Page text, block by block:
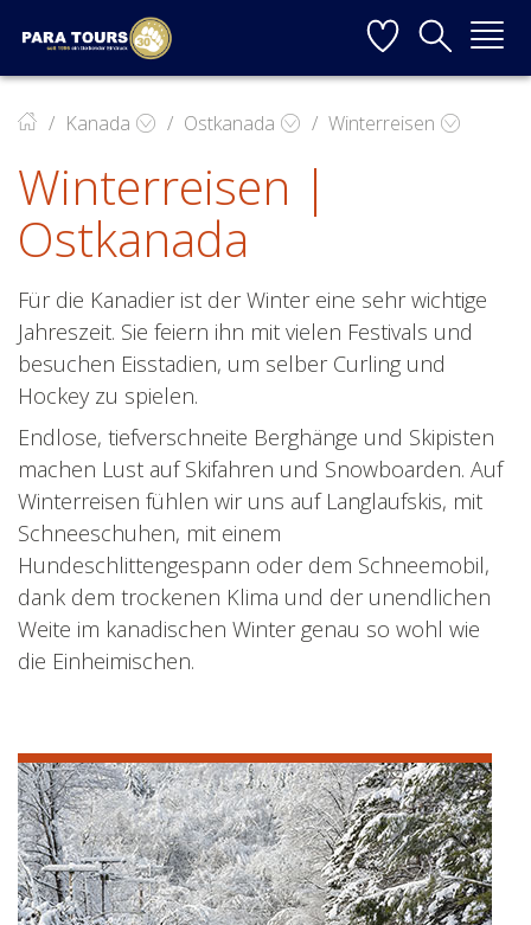
Startseite
Weiter zur Hauptnavigation
Weiter zum Inhalt
Weiter zur Kontaktseite
Kanada Ostkanada Winterreisen
Winterreisen |
Ostkanada
Für die Kanadier ist der Winter eine sehr wichtige
Jahreszeit. Sie feiern ihn mit vielen Festivals und
besuchen Eisstadien, um selber Curling und
Hockey zu spielen.
Endlose, tiefverschneite Berghänge und Skipisten
machen Lust auf Skifahren und Snowboarden. Auf
Winterreisen fühlen wir uns auf Langlaufskis, mit
Schneeschuhen, mit einem
Hundeschlittengespann oder dem Schneemobil,
dank dem trockenen Klima und der unendlichen
Weite im kanadischen Winter genau so wohl wie
die Einheimischen.